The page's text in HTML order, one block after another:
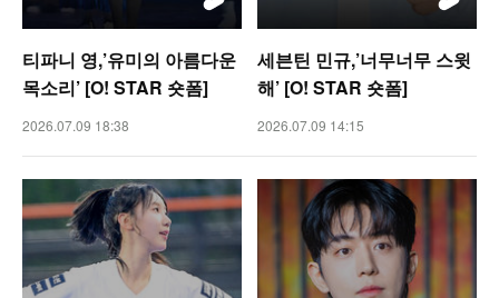
티파니 영,’유미의 아름다운
목소리’ [O! STAR 숏폼]
2026.07.09 18:38
세븐틴 민규,’너무너무 스윗
해’ [O! STAR 숏폼]
2026.07.09 14:15